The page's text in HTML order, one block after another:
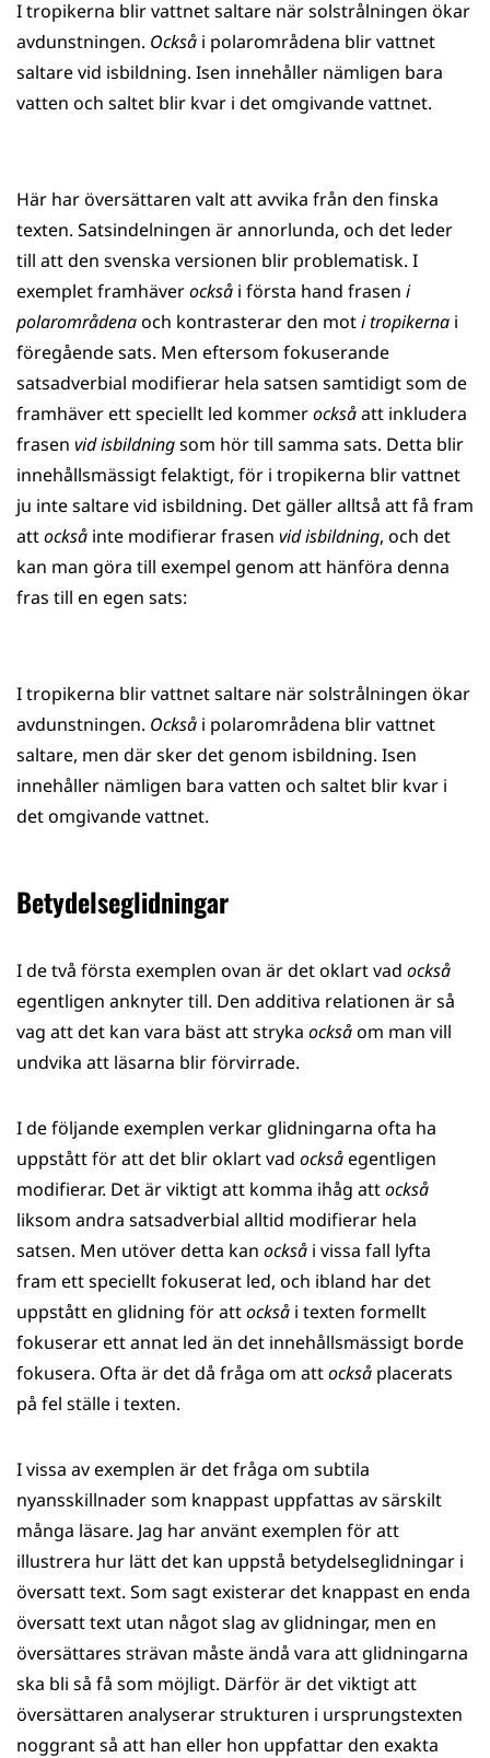
I tropikerna blir vattnet saltare när solstrålningen ökar
avdunstningen. Också i polarområdena blir vattnet
saltare vid isbildning. Isen innehåller nämligen bara
vatten och saltet blir kvar i det omgivande vattnet.
Här har översättaren valt att avvika från den finska
texten. Satsindelningen är annorlunda, och det leder
till att den svenska versionen blir problematisk. I
exemplet framhäverockså i första hand frasen i
polarområdenaoch kontrasterar den moti tropikerna i
föregående sats. Men eftersom fokuserande
satsadverbial modifierar hela satsen samtidigt som de
framhäver ett speciellt led kommerocksåatt inkludera
frasen vid isbildningsom hör till samma sats. Detta blir
innehållsmässigt felaktigt, för i tropikerna blir vattnet
ju inte saltare vid isbildning. Det gäller alltså att få fram
attockså inte modifierar frasen vid isbildning, och det
kan man göra till exempel genom att hänföra denna
fras till en egen sats:
I tropikerna blir vattnet saltare när solstrålningen ökar
avdunstningen. Också i polarområdena blir vattnet
saltare, men där sker det genom isbildning. Isen
innehåller nämligen bara vatten och saltet blir kvar i
det omgivande vattnet.
Betydelseglidningar
I de två första exemplen ovan är det oklart vad också
egentligen anknyter till. Den additiva relationen är så
vag att det kan vara bäst att stryka ocksåom man vill
undvika att läsarna blir förvirrade.
I de följande exemplen verkar glidningarna ofta ha
uppstått för att det blir oklart vad ocksåegentligen
modifierar. Det är viktigt att komma ihåg attockså
liksom andra satsadverbial alltid modifierar hela
satsen. Men utöver detta kan också i vissa fall lyfta
fram ett speciellt fokuserat led, och ibland har det
uppstått en glidning för attockså i texten formellt
fokuserar ett annat led än det innehållsmässigt borde
fokusera. Ofta är det då fråga om attockså placerats
på fel ställe i texten.
I vissa av exemplen är det fråga om subtila
nyansskillnader som knappast uppfattas av särskilt
många läsare. Jag har använt exemplen för att
illustrera hur lätt det kan uppstå betydelseglidningar i
översatt text. Som sagt existerar det knappast en enda
översatt text utan något slag av glidningar, men en
översättares strävan måste ändå vara att glidningarna
ska bli så få som möjligt. Därför är det viktigt att
översättaren analyserar strukturen i ursprungstexten
noggrant så att han eller hon uppfattar den exakta